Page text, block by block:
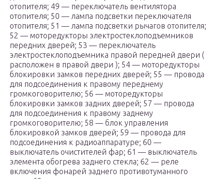
отопителя; 49 — переключатель вентилятора
отопителя; 50 — лампа подсветки переключателя
отопителя; 51 — лампа подсветки рычагов отопителя;
52 — моторедукторы электростеклоподъемников
передних дверей; 53 — переключатель
электростеклоподъемника правой передней двери (
расположен в правой двери ); 54 — моторедукторы
блокировки замков передних дверей; 55 — провода
для подсоединения к правому переднему
громкоговорителю; 56 — моторедукторы
блокировки замков задних дверей; 57 — провода
для подсоединения к правому заднему
громкоговорителю; 58 — блок управления
блокировкой замков дверей; 59 — провода для
подсоединения к радиоаппаратуре; 60 —
выключатель очистителей фар; 61 — выключатель
элемента обогрева заднего стекла; 62 — реле
включения фонарей заднего противотуманного